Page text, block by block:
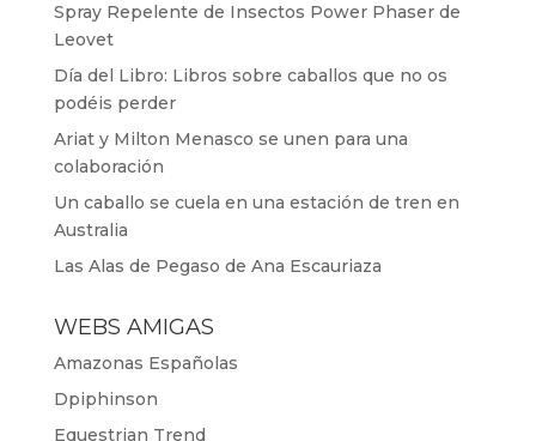
Spray Repelente de Insectos Power Phaser de
Leovet
Día del Libro: Libros sobre caballos que no os
podéis perder
Ariat y Milton Menasco se unen para una
colaboración
Un caballo se cuela en una estación de tren en
Australia
Las Alas de Pegaso de Ana Escauriaza
WEBS AMIGAS
Amazonas Españolas
Dpiphinson
Equestrian Trend